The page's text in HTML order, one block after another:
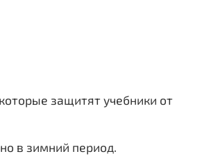
защитят учебники от
в зимний период.